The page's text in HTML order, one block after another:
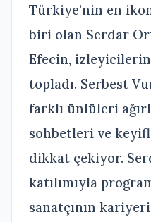
Türkiye’nin en
biri olan Serdar
Efecin,
topladı. Serbest
farklı ünlüleri
sohbetleri ve
dikkat çekiyor.
katılımıyla
sanatçının